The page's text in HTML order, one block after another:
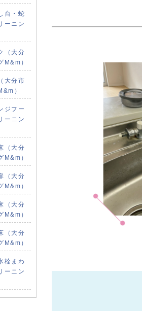
台・蛇
ーニン
（大分
M&m）
大分市
）
ジフー
ーニン
（大分
M&m）
（大分
M&m）
（大分
M&m）
（大分
M&m）
栓まわ
ーニン